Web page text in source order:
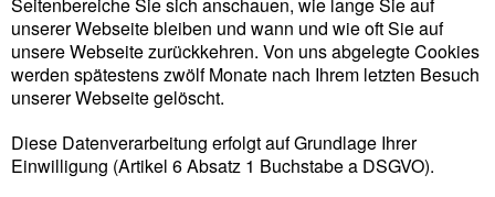
unserer Webseite bleiben und wann und wie oft Sie auf
unsere Webseite zurückkehren. Von uns abgelegte Cookies
werden spätestens zwölf Monate nach Ihrem letzten Besuch
unserer Webseite gelöscht.
Diese Datenverarbeitung erfolgt auf Grundlage Ihrer
Einwilligung (Artikel 6 Absatz 1 Buchstabe a DSGVO).